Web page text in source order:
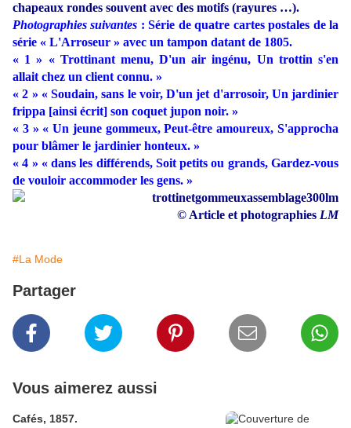
chapeaux rondes souvent avec des motifs (rayures …).
Photographies suivantes : Série de quatre cartes postales de la
série « L'Arroseur » avec un tampon datant de 1805.
« 1 » « Trottinant menu, D'un air ingénu, Un trottin s'en
allait chez un client connu. »
« 2 » « Soudain, sans le voir, D'un jet d'arrosoir, Un jardinier
frippa [ainsi écrit] son coquet jupon noir. »
« 3 » « Un jeune gommeux, Peut-être amoureux, S'approcha
pour blâmer le jardinier honteux. »
« 4 » « dans les différends, Soit petits ou grands, Gardez-vous
de vouloir accommoder les gens. »
© Article et photographies LM
#La Mode
Partager
Vous aimerez aussi
Cafés, 1857.